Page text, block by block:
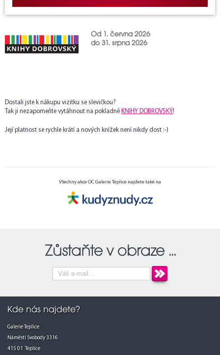
Od 1. června 2026
do 31. srpna 2026
Dostali jste k nákupu vizitku se slevičkou?
Tak ji nezapomeňte vytáhnout na pokladně KNIHY DOBROVSKÝ!
Její platnost se rychle krátí a nových knížek není nikdy dost :-)
Všechny akce OC Galerie Teplice najdete také na
Zůstaňte v obraze ...
Kde nás najdete?
Galerie Teplice
Náměstí Svobody 3316
415 01 Teplice